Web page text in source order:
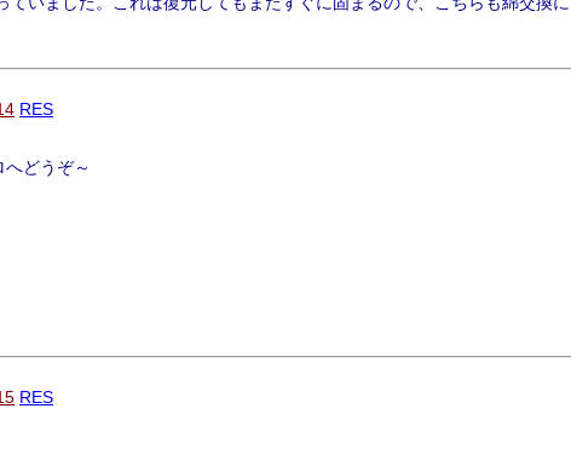
RES
へどうぞ～
RES